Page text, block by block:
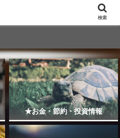
★お金・節約・投資情報
検索